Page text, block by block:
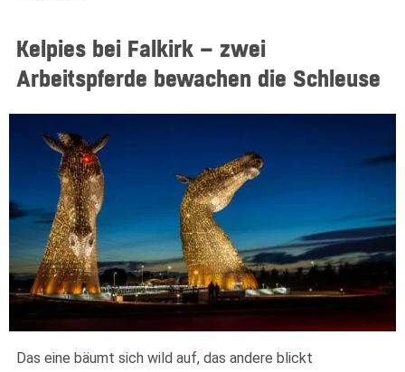
Kelpies bei Falkirk – zwei
Arbeitspferde bewachen die Schleuse
Das eine bäumt sich wild auf, das andere blickt